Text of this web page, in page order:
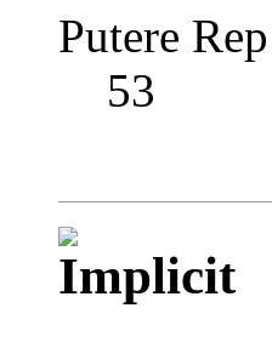
Putere Rep
53